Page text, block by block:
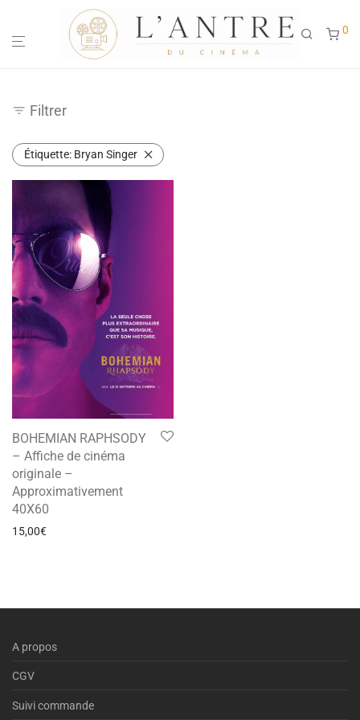
0
Filtrer
Étiquette: Bryan Singer
BOHEMIAN RAPHSODY
– Affiche de cinéma
originale –
Approximativement
40X60
15,00€
A propos
CGV
Suivi commande